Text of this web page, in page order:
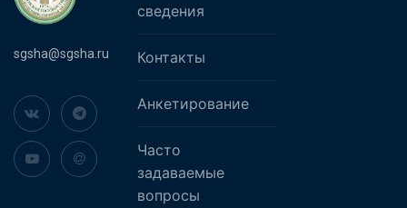
sgsha@sgsha.ru
сведения
Контакты
Анкетирование
Часто
задаваемые
вопросы